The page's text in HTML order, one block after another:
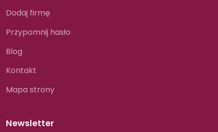
Dodaj firmę
Przypomnij hasło
Blog
Kontakt
Mapa strony
Newsletter